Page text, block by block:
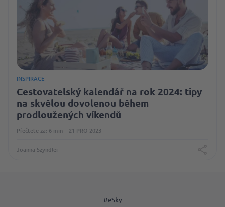
INSPIRACE
Cestovatelský kalendář na rok 2024: tipy
na skvělou dovolenou během
prodloužených víkendů
Přečtete za: 6 min 21 PRO 2023
Joanna Szyndler
#eSky